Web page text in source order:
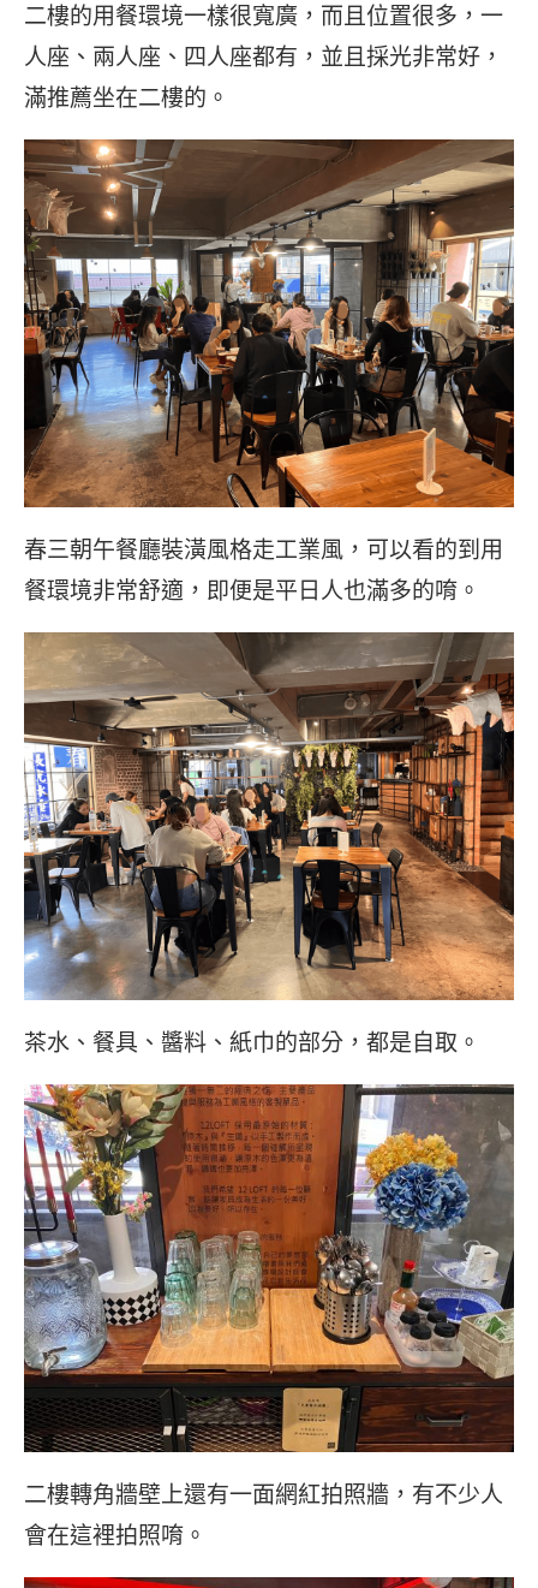
二樓的用餐環境一樣很寬廣，而且位置很多，一
人座、兩人座、四人座都有，並且採光非常好，
滿推薦坐在二樓的。
春三朝午餐廳裝潢風格走工業風，可以看的到用
餐環境非常舒適，即便是平日人也滿多的唷。
茶水、餐具、醬料、紙巾的部分，都是自取。
二樓轉角牆壁上還有一面網紅拍照牆，有不少人
會在這裡拍照唷。